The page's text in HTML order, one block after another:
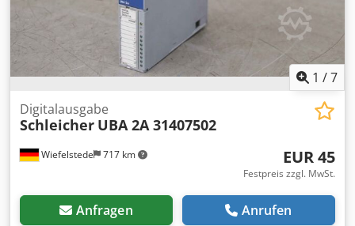
1 /7
Wiefelstede 717 km
Digitalausgabe
Schleicher UBA 2A 31407502
EUR 45
Festpreis zzgl. MwSt.
Anfragen Anrufen